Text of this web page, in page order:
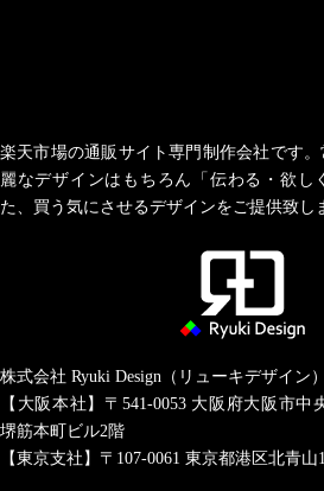
楽天市場の通販サイト専門制作会社です
麗なデザインはもちろん「伝わる・欲し
た、買う気にさせるデザインをご提供致し
株式会社 Ryuki Design（リューキデザイン）
【大阪本社】〒541-0053大阪府大阪市中
堺筋本町ビル2階
【東京支社】〒107-0061 東京都港区北青山